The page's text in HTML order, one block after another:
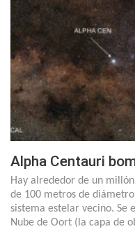
Alpha Centauri
Hay alrededor de un
de 100 metros de
sistema estelar vecino. Se
Nube de Oort (la capa de